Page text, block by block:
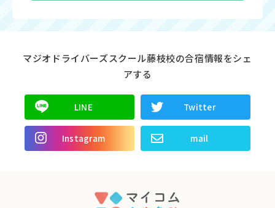
マジオドライバーズスクール藤枝校の合宿情報をシェ
アする
LINE Twitter
Instagram mail